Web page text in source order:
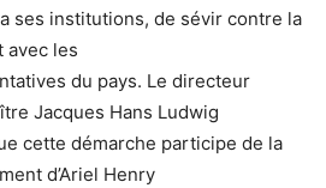
ses institutions, de sévir contre la
avec les
du pays. Le directeur
Jacques Hans Ludwig
cette démarche participe de la
d’Ariel Henry